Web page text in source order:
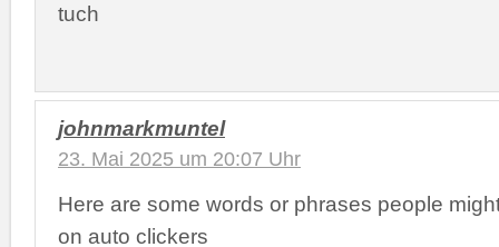
tuch
johnmarkmuntel
23. Mai 2025 um 20:07 Uhr
Here are some words or phrases people
on auto clickers